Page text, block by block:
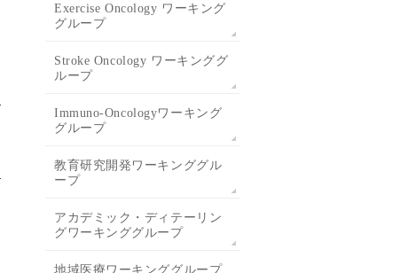
Exercise Oncology ワーキング
グループ
Stroke Oncology ワーキンググ
ループ
Immuno-Oncologyワーキング
グループ
教育研究開発ワーキンググル
ープ
アカデミック・ディテーリン
グワーキンググループ
地域医療ワーキンググループ